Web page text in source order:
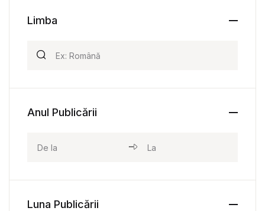
Limba
Anul Publicării
Luna Publicării